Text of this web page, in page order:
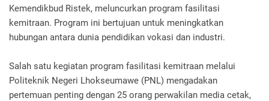
Kemendikbud Ristek, meluncurkan program fasilitasi
kemitraan. Program ini bertujuan untuk meningkatkan
hubungan antara dunia pendidikan vokasi dan industri.
Salah satu kegiatan program fasilitasi kemitraan melalui
Politeknik Negeri Lhokseumawe (PNL) mengadakan
pertemuan penting dengan 25 orang perwakilan media cetak,